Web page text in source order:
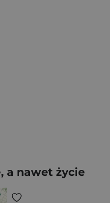
a nawet życie